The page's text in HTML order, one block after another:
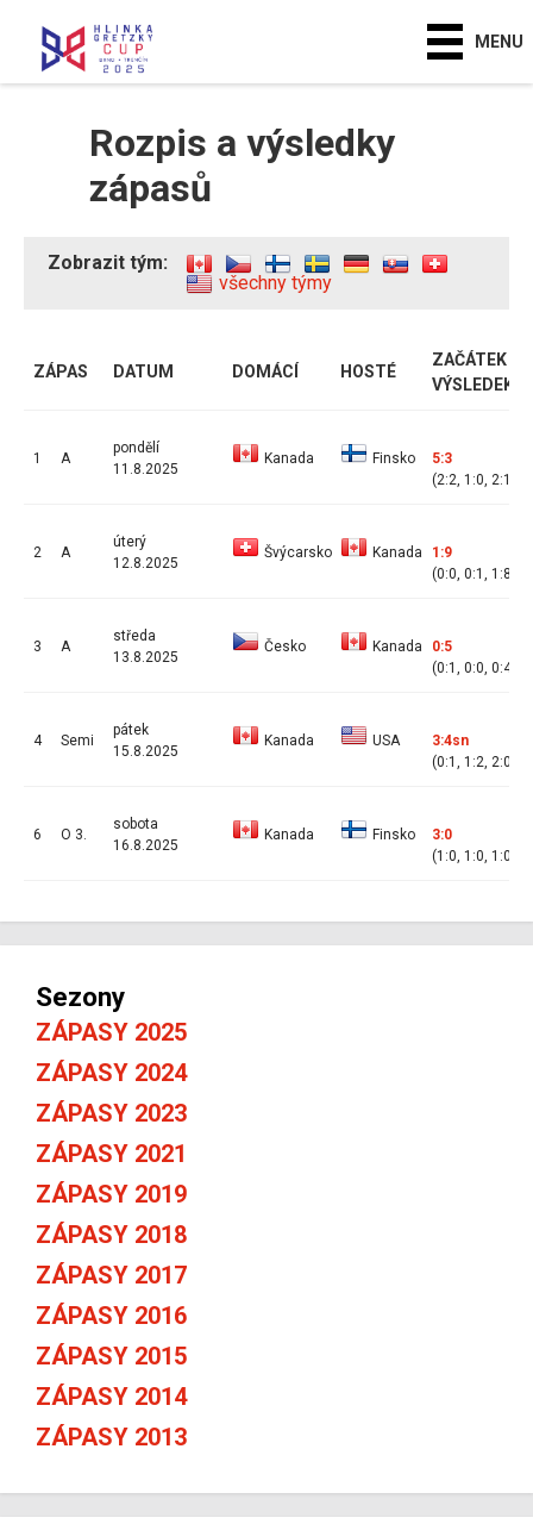
MENU
Rozpis a výsledky
zápasů
Zobrazit tým:
všechny týmy
ZÁPAS DATUM DOMÁCÍ HOSTÉ
ZAČÁTEK /
VÝSLEDEK
1 A
pondělí
11.8.2025
Kanada Finsko
5:3
(2:2, 1:0, 2:1)
2 A
úterý
12.8.2025
Švýcarsko Kanada
1:9
(0:0, 0:1, 1:8)
3 A
středa
13.8.2025
Česko Kanada
0:5
(0:1, 0:0, 0:4)
4 Semi
pátek
15.8.2025
Kanada USA
3:4sn
(0:1, 1:2, 2:0)
6 O 3.
sobota
16.8.2025
Kanada Finsko
3:0
(1:0, 1:0, 1:0)
Sezony
ZÁPASY 2025
ZÁPASY 2024
ZÁPASY 2023
ZÁPASY 2021
ZÁPASY 2019
ZÁPASY 2018
ZÁPASY 2017
ZÁPASY 2016
ZÁPASY 2015
ZÁPASY 2014
ZÁPASY 2013